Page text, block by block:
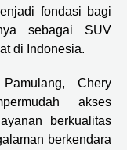
fondasi bagi
sebagai SUV
di Indonesia.
Chery
akses
berkualitas
berkendara